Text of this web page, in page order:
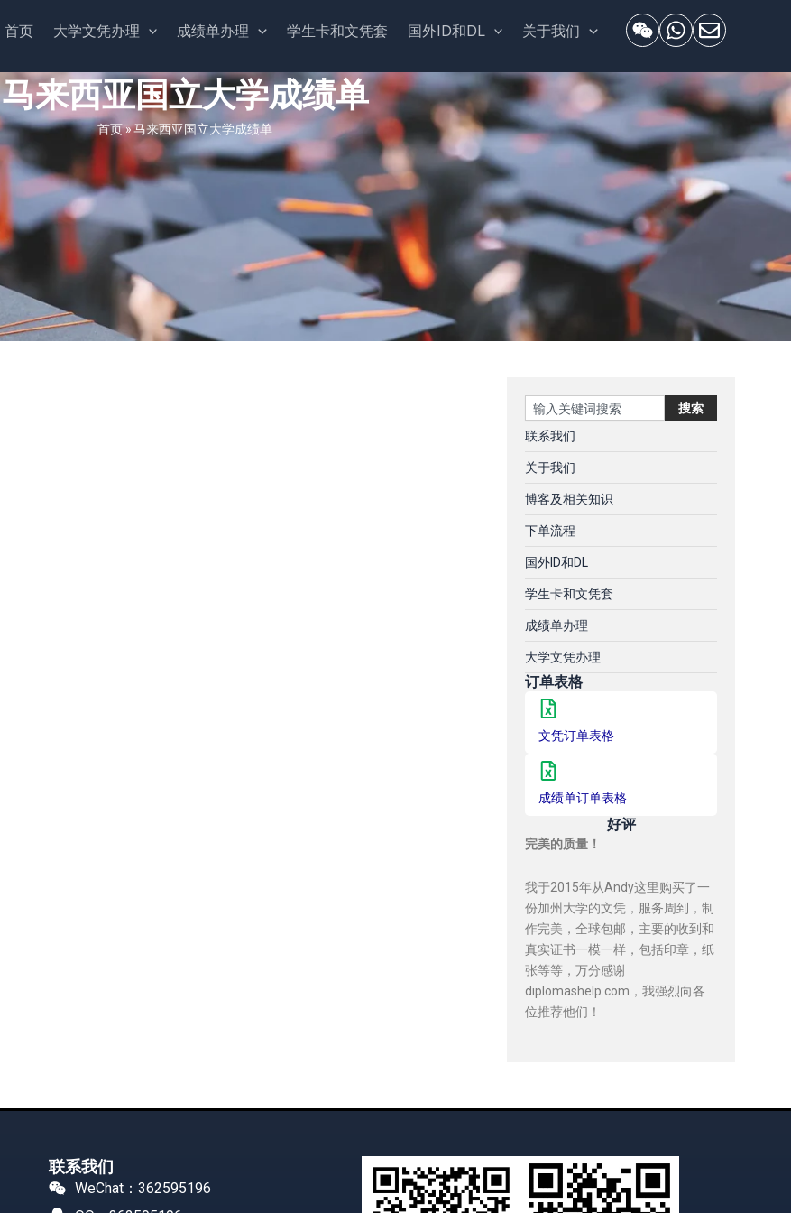
首页 大学文凭办理 成绩单办理 学生卡和文凭套 国外ID和DL 关于我们
马来西亚国立大学成绩单
首页»马来西亚国立大学成绩单
Search 搜索
联系我们
关于我们
博客及相关知识
下单流程
国外ID和DL
学生卡和文凭套
成绩单办理
大学文凭办理
订单表格
文凭订单表格
成绩单订单表格
好评
完美的质量！
我于2015年从Andy这里购买了一
份加州大学的文凭，服务周到，制
作完美，全球包邮，主要的收到和
真实证书一模一样，包括印章，纸
张等等，万分感谢
diplomashelp.com，我强烈向各
位推荐他们！
联系我们
WeChat：362595196